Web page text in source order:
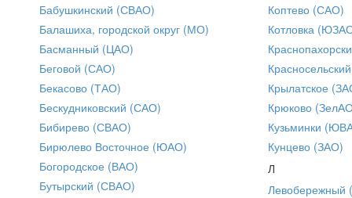
Бабушкинский (СВАО)
Балашиха, городской округ (МО)
Басманный (ЦАО)
Беговой (САО)
Бекасово (ТАО)
Бескудниковский (САО)
Бибирево (СВАО)
Бирюлево Восточное (ЮАО)
Богородское (ВАО)
Бутырский (СВАО)
Коптево (САО)
Котловка
Крылатское
Крюково
Кузьминки
Кунцево (ЗАО)
Л